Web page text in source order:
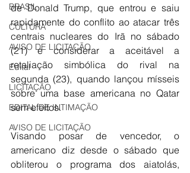
BRASIL
CULTURA
AVISO DE LICITAÇÃO
Edital
LICITAÇÃO
EDITAL DE INTIMAÇÃO
AVISO DE LICITAÇÃO
de Donald Trump, que entrou e saiu
rapidamente do conflito ao atacar três
centrais nucleares do Irã no sábado
(21) e considerar a aceitável a
retaliação simbólica do rival na
segunda (23), quando lançou mísseis
sobre uma base americana no Qatar
sem efeitos.
Visando posar de vencedor, o
americano diz desde o sábado que
obliterou o programa dos aiatolás,